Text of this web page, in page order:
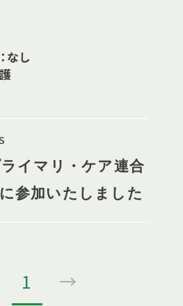
なし
イマリ・ケア連合
参加いたしました
1 →